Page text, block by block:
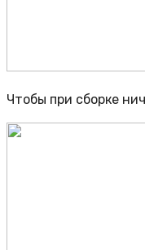
Чтобы при сборке